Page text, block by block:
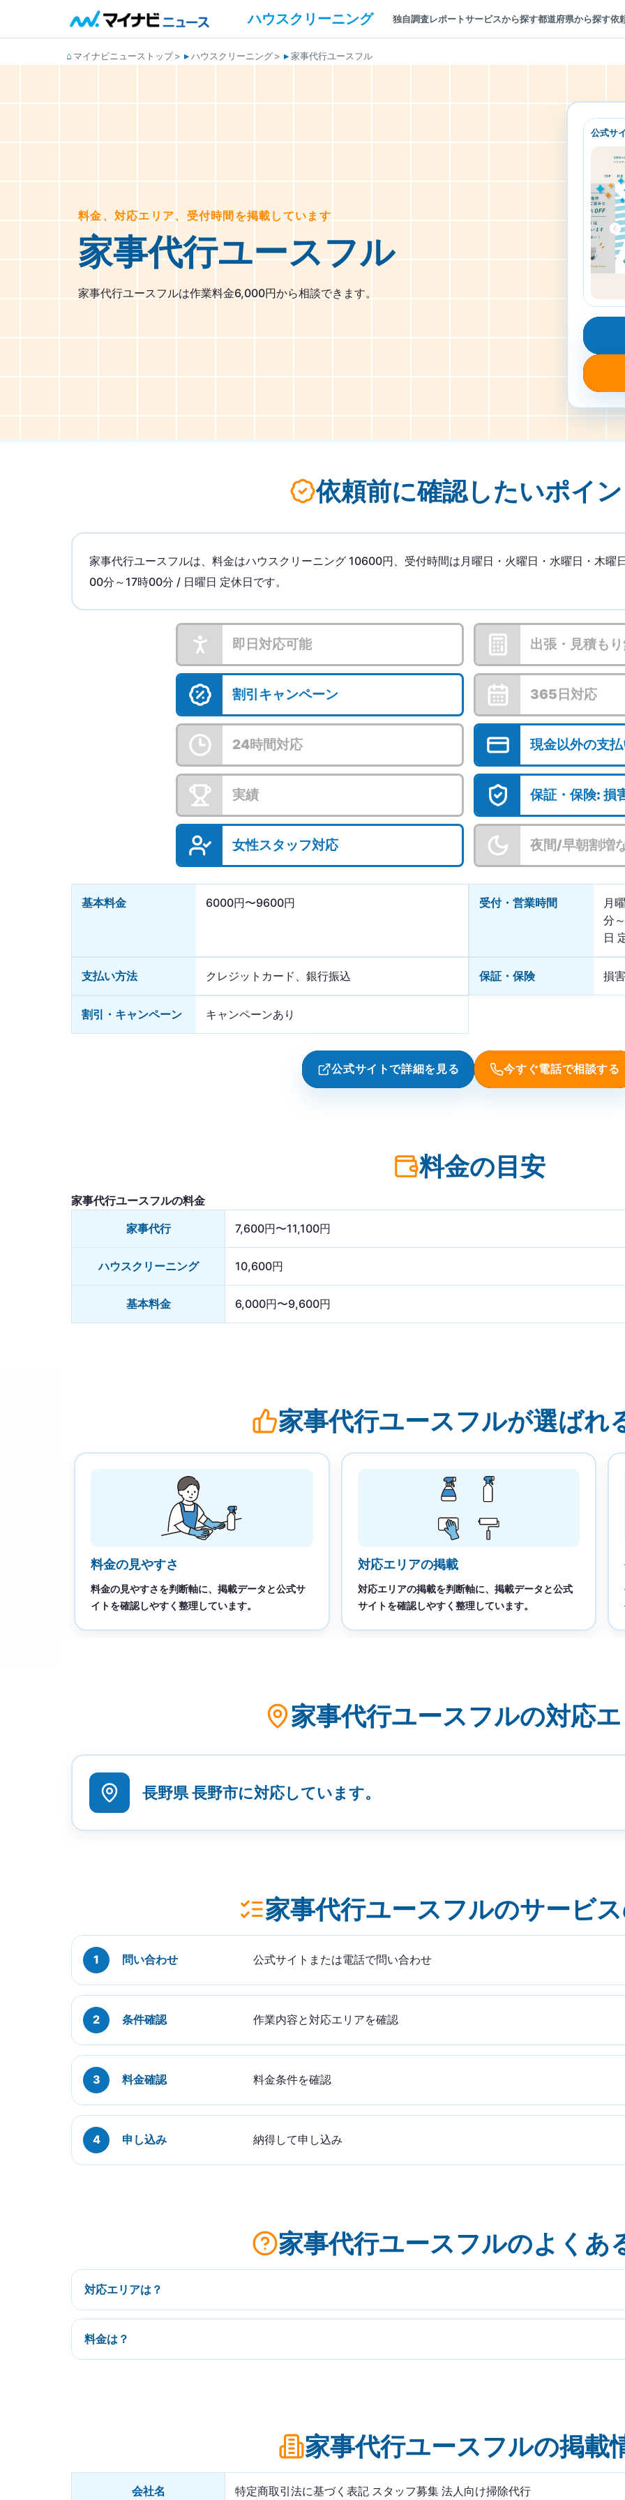
ハウスクリーニング 独自調査レポートサービスから探す都道府県から探す依
マイナビニューストップ ハウスクリーニング 家事代行ユースフル
料金、対応エリア、受付時間を掲載しています
家事代行ユースフル
家事代行ユースフルは作業料金6,000円から相談できます。
公式サ
依頼前に確認したいポイ
家事代行ユースフルは、料金はハウスクリーニング 10600円、受付時間は月曜日・火曜日・水曜日・木
00分～17時00分 / 日曜日 定休日です。
即日対応可能 出張・見積も
割引キャンペーン 365日対応
24時間対応 現金以外の支
実績 保証・保険: 損
女性スタッフ対応 夜間/早朝割増
基本料金 6000円〜9600円 受付・営業時間
月
分
日
支払い方法 クレジットカード、銀行振込 保証・保険 損
割引・キャンペーン キャンペーンあり
公式サイトで詳細を見る 今すぐ電話で相談する
料金の目安
家事代行ユースフルの料金
家事代行
7,600円〜11,100円
ハウスクリーニング 10,600円
基本料金 6,000円〜9,600円
家事代行ユースフルが選ばれ
料金の見やすさ
料金の見やすさを判断軸に、掲載データと公式サ
イトを確認しやすく整理しています。
対応エリアの掲載
対応エリアの掲載を判断軸に、掲載データと公式
サイトを確認しやすく整理しています。
家事代行ユースフルの対応
長野県 長野市に対応しています。
家事代行ユースフルのサービ
問い合わせ 公式サイトまたは電話で問い合わせ
条件確認 作業内容と対応エリアを確認
料金確認 料金条件を確認
申し込み 納得して申し込み
家事代行ユースフルのよくあ
対応エリアは？
料金は？
家事代行ユースフルの掲載
会社名 特定商取引法に基づく表記 スタッフ募集 法人向け掃除代行